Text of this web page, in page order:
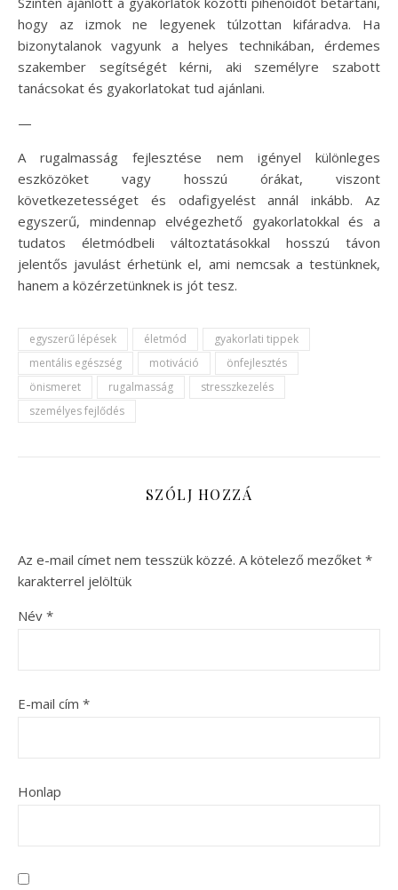
hogy az izmok ne legyenek túlzottan kifáradva. Ha
bizonytalanok vagyunk a helyes technikában, érdemes
szakember segítségét kérni, aki személyre szabott
tanácsokat és gyakorlatokat tud ajánlani.
—
A rugalmasság fejlesztése nem igényel különleges
eszközöket vagy hosszú órákat, viszont
következetességet és odafigyelést annál inkább. Az
egyszerű, mindennap elvégezhető gyakorlatokkal és a
tudatos életmódbeli változtatásokkal hosszú távon
jelentős javulást érhetünk el, ami nemcsak a testünknek,
hanem a közérzetünknek is jót tesz.
egyszerű lépések életmód
gyakorlati tippek
mentális egészség
motiváció
önfejlesztés
önismeret
rugalmasság
stresszkezelés
személyes fejlődés
SZÓLJ HOZZÁ
Az e-mail címet nem tesszük közzé. A kötelező mezőket *
karakterrel jelöltük
Név *
E-mail cím *
Honlap